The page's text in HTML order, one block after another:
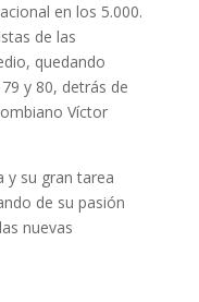
en los 5.000.
de las
quedando
y 80, detrás de
Víctor
y su gran tarea
de su pasión
nuevas